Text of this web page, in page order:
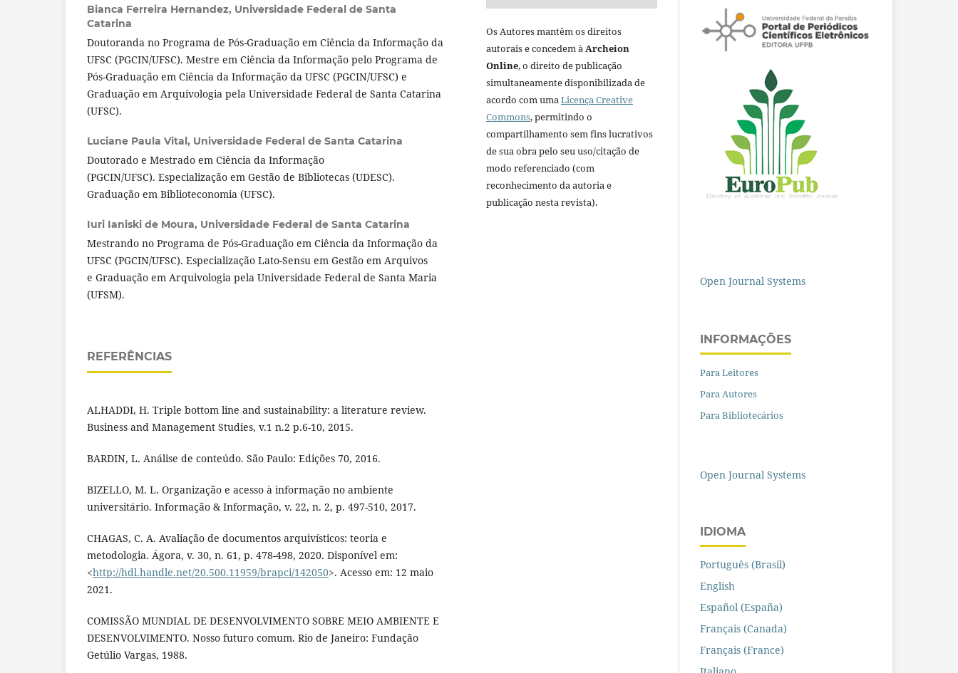
Bianca Ferreira Hernandez, Universidade Federal de Santa
Catarina
Doutoranda no Programa de Pós-Graduação em Ciência da Informação da
UFSC (PGCIN/UFSC). Mestre em Ciência da Informação pelo Programa de
Pós-Graduação em Ciência da Informação da UFSC (PGCIN/UFSC) e
Graduação em Arquivologia pela Universidade Federal de Santa Catarina
(UFSC).
Luciane Paula Vital, Universidade Federal de Santa Catarina
Doutorado e Mestrado em Ciência da Informação
(PGCIN/UFSC). Especialização em Gestão de Bibliotecas (UDESC).
Graduação em Biblioteconomia (UFSC).
Iuri Ianiski de Moura, Universidade Federal de Santa Catarina
Mestrando no Programa de Pós-Graduação em Ciência da Informação da
UFSC (PGCIN/UFSC). Especialização Lato-Sensu em Gestão em Arquivos
e Graduação em Arquivologia pela Universidade Federal de Santa Maria
(UFSM).
REFERÊNCIAS
ALHADDI, H. Triple bottom line and sustainability: a literature review.
Business and Management Studies, v.1 n.2 p.6-10, 2015.
BARDIN, L. Análise de conteúdo. São Paulo: Edições 70, 2016.
BIZELLO, M. L. Organização e acesso à informação no ambiente
universitário. Informação & Informação, v. 22, n. 2, p. 497-510, 2017.
CHAGAS, C. A. Avaliação de documentos arquivísticos: teoria e
metodologia. Ágora, v. 30, n. 61, p. 478-498, 2020. Disponível em:
<http://hdl.handle.net/20.500.11959/brapci/142050>. Acesso em: 12 maio
2021.
COMISSÃO MUNDIAL DE DESENVOLVIMENTO SOBRE MEIO AMBIENTE E
DESENVOLVIMENTO. Nosso futuro comum. Rio de Janeiro: Fundação
Getúlio Vargas, 1988.
Os Autores mantêm os direitos
autorais e concedem àArcheion
Online, o direito de publicação
simultaneamente disponibilizada de
acordo com umaLicença Creative
Commons, permitindo o
compartilhamento sem fins lucrativos
de sua obra pelo seu uso/citação de
modo referenciado (com
reconhecimento da autoria e
publicação nesta revista).
Open Journal Systems
INFORMAÇÕES
Para Leitores
Para Autores
Para Bibliotecários
Open Journal Systems
IDIOMA
Português (Brasil)
English
Español (España)
Français (Canada)
Français (France)